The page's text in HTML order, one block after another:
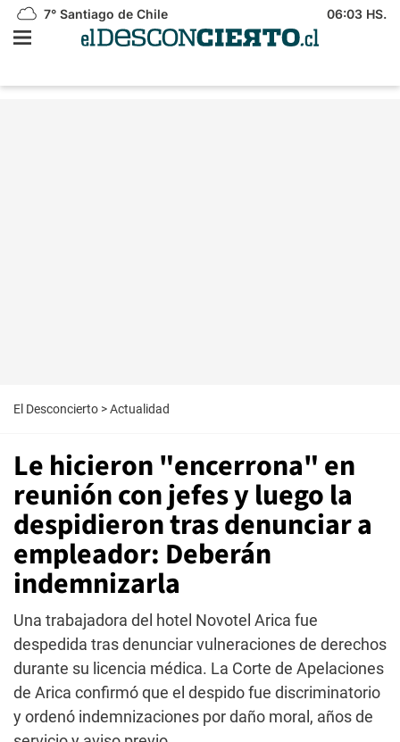
7° Santiago de Chile 06:03 HS.
El Desconcierto >Actualidad
Le hicieron "encerrona" en
reunión con jefes y luego la
despidieron tras denunciar a
empleador: Deberán
indemnizarla
Una trabajadora del hotel Novotel Arica fue
despedida tras denunciar vulneraciones de derechos
durante su licencia médica. La Corte de Apelaciones
de Arica confirmó que el despido fue discriminatorio
y ordenó indemnizaciones por daño moral, años de